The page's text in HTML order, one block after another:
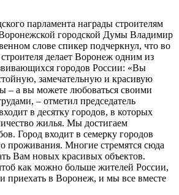
парламента награды строителям
Воронежской городской Думы Владимир
слове спикер подчеркнул, что во
делает Воронеж одним из
городов России: «Вы
замечательную и красивую
– а вы можете любоваться своими
– отметил председатель
в десятку городов, в которых
жилья. Мы достигаем
Город входит в семерку городов
проживания. Многие стремятся сюда
Вам новых красивых объектов.
как можно больше жителей России,
приехать в Воронеж, и мы все вместе